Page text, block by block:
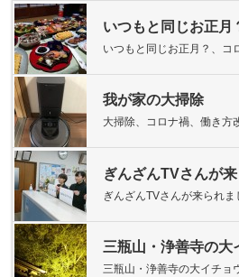
いつもと同じお正月
いつもと同じお正月？、
我が家の大掃除
大掃除、コロナ禍、働き
ぎんざんTVさんが来
ぎんざんTVさんが来られま
三瓶山・浄善寺の大イチョ